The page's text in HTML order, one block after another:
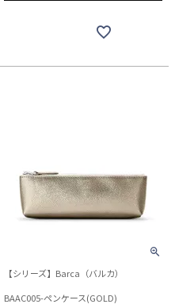
【シリーズ】Barca（バルカ）
BAAC005-ペンケース(GOLD)